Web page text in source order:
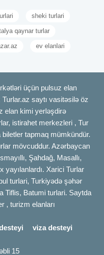
sheki turlari
qaynar turlar
ev elanlari
üçün pulsuz elan
saytı vasitəsilə öz
elan kimi yerləşdirə
istirahet merkezleri , Tur
tapmaq mümkündür.
mövcuddur. Azərbaycan
Şahdağ, Masallı,
yayılanlardı. Xarici Turlar
turlari, Turkiyədə şəhər
Tiflis, Batumi turlari. Saytda
, turizm elanları
viza desteyi
15